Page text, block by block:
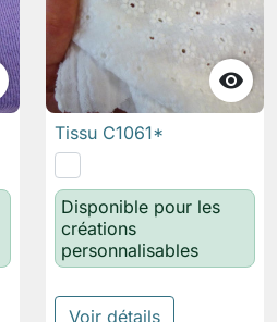

Tissu C1061*
Disponible pour les
créations
personnalisables
Voir détails